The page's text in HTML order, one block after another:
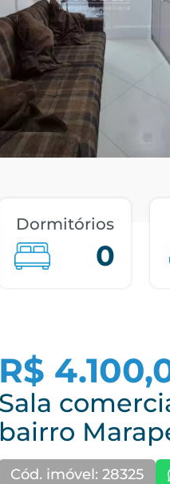
Dormitórios
0
R$
Sala
bairro
Cód. imóvel: 28325